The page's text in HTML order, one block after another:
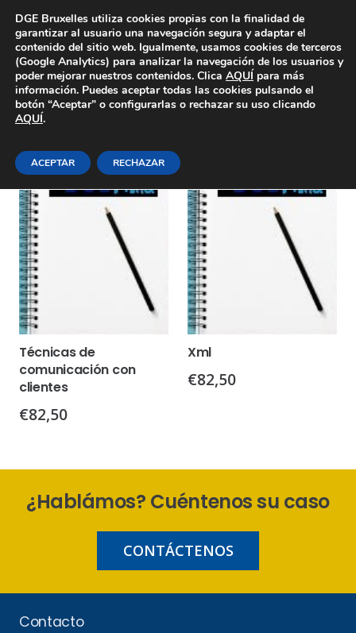
Área Privada
11 horas
Técnicas de
comunicación con
clientes
€82,50
Xml
€82,50
¿Hablámos? Cuéntenos su caso
CONTÁCTENOS
Contacto
DGE Bruxelles utiliza cookies propias con la finalidad de
garantizar al usuario una navegación segura y adaptar el
contenido del sitio web. Igualmente, usamos cookies de terceros
(Google Analytics) para analizar la navegación de los usuarios y
poder mejorar nuestros contenidos. Clica AQUÍ para más
información. Puedes aceptar todas las cookies pulsando el
botón “Aceptar” o configurarlas o rechazar su uso clicando
AQUÍ.
ACEPTAR RECHAZAR